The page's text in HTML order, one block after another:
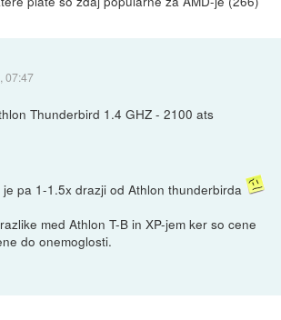
07:47
Thunderbird 1.4 GHZ - 2100 ats
je pa 1-1.5x drazji od Athlon thunderbirda
med Athlon T-B in XP-jem ker so cene
do onemoglosti.